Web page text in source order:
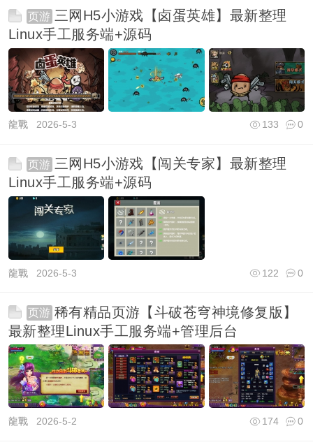
页游 三网H5小游戏【卤蛋英雄】最新整理
Linux手工服务端+源码
龍戰2026-5-3 0
133
页游 三网H5小游戏【闯关专家】最新整理
Linux手工服务端+源码
龍戰2026-5-3 0
122
页游 稀有精品页游【斗破苍穹神境修复版】
最新整理Linux手工服务端+管理后台
龍戰2026-5-2 0
174